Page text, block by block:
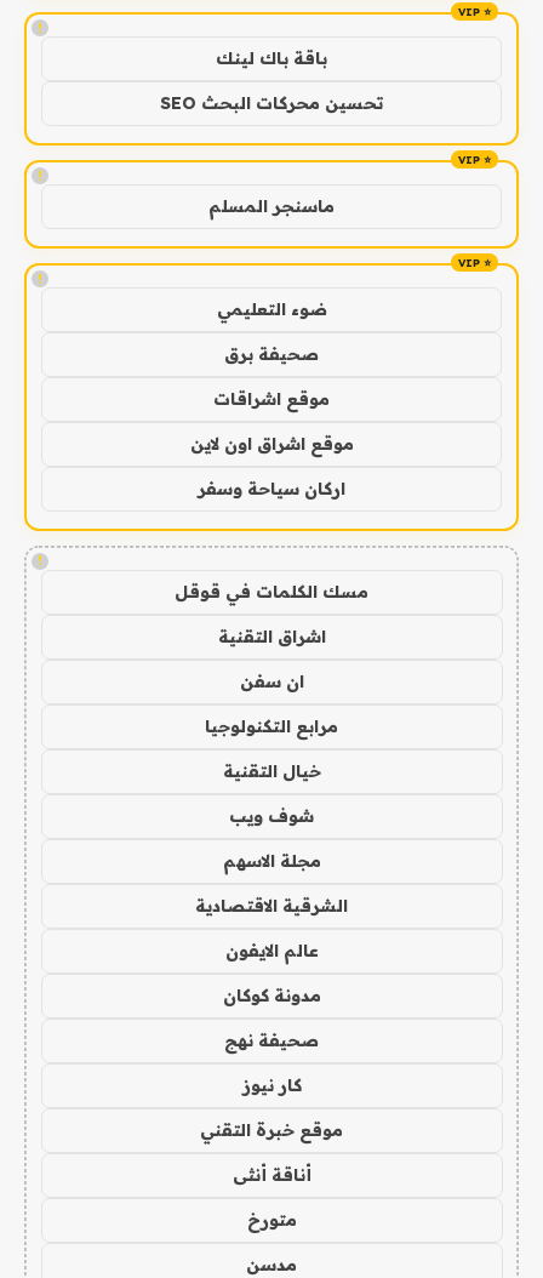
!
باقة باك لينك
تحسين محركات البحث SEO
!
ماسنجر المسلم
!
ضوء التعليمي
صحيفة برق
موقع اشراقات
موقع اشراق اون لاين
اركان سياحة وسفر
!
مسك الكلمات في قوقل
اشراق التقنية
ان سفن
مرابع التكنولوجيا
خيال التقنية
شوف ويب
مجلة الاسهم
الشرقية الاقتصادية
عالم الايفون
مدونة كوكان
صحيفة نهج
كار نيوز
موقع خبرة التقني
أناقة أنثى
متورخ
مدسن